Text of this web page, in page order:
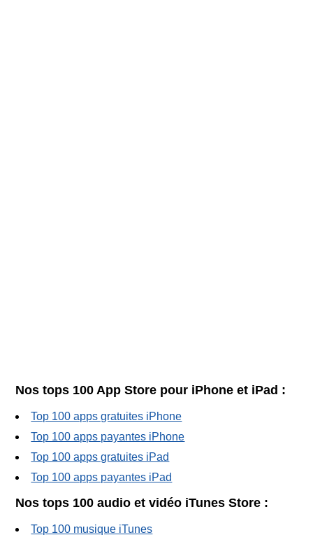
Nos tops 100 App Store pour iPhone et iPad :
Top 100 apps gratuites iPhone
Top 100 apps payantes iPhone
Top 100 apps gratuites iPad
Top 100 apps payantes iPad
Nos tops 100 audio et vidéo iTunes Store :
Top 100 musique iTunes